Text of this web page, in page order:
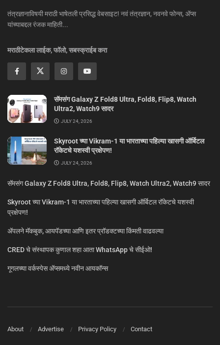
तंत्रज्ञानाविषयी मराठी भाषेतली प्रसिद्ध वेबसाइट! नवं तंत्रज्ञान, नवनवे फोन्स, ॲप्स
यांच्याबद्दल रंजक माहिती...
मराठीटेकला लाईक, फॉलो, सबस्क्राईब करा
सॅमसंग Galaxy Z Fold8 Ultra, Fold8, Flip8, Watch
Ultra2, Watch9 सादर
JULY 24, 2026
Skyroot च्या Vikram-1 या भारताच्या पहिल्या खासगी ऑर्बिटल
रॉकेटचे यशस्वी प्रक्षेपण!
JULY 24, 2026
सॅमसंग Galaxy Z Fold8 Ultra, Fold8, Flip8, Watch Ultra2, Watch9 सादर
Skyroot च्या Vikram-1 या भारताच्या पहिल्या खासगी ऑर्बिटल रॉकेटचे यशस्वी
प्रक्षेपण!
ॲपलने मॅकबुक, आयपॅडच्या आणि इतर प्रॉडक्टच्या किंमती वाढवल्या
CRED चे संस्थापक कुणाल शहा आता WhatsApp चे सीईओ!
गूगलच्या वर्कस्पेस अ‍ॅप्समध्ये नवीन आयकॉन्स
About Advertise Privacy Policy Contact